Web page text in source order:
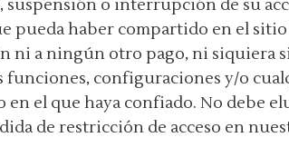
o interrupción de su
pueda haber compartido en el
ni a ningún otro pago, ni siquiera
funciones, configuraciones y/o
el que haya confiado. No debe
de restricción de acceso en